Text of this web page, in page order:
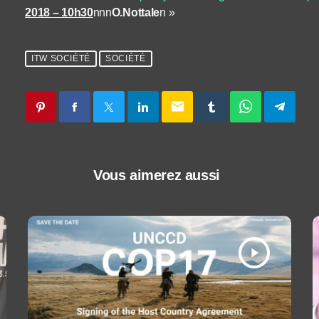
2018 – 10h30nnnO.Nottalen »
ITW SOCIÉTÉ SOCIÉTÉ
email
Vous aimerez aussi
play_arrow